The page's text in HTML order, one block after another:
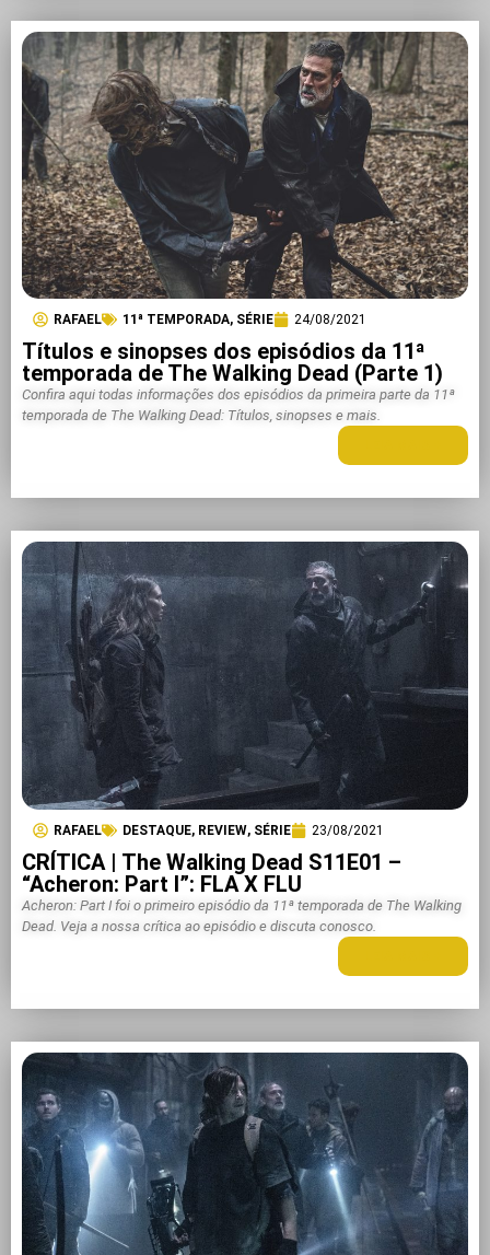
RAFAEL 11ª TEMPORADA, SÉRIE 24/08/2021
Títulos e sinopses dos episódios da 11ª
temporada de The Walking Dead (Parte 1)
Confira aqui todas informações dos episódios da primeira parte da 11ª
temporada de The Walking Dead: Títulos, sinopses e mais.
RAFAEL DESTAQUE, REVIEW, SÉRIE 23/08/2021
CRÍTICA | The Walking Dead S11E01 –
“Acheron: Part I”: FLA X FLU
Acheron: Part I foi o primeiro episódio da 11ª temporada de The Walking
Dead. Veja a nossa crítica ao episódio e discuta conosco.